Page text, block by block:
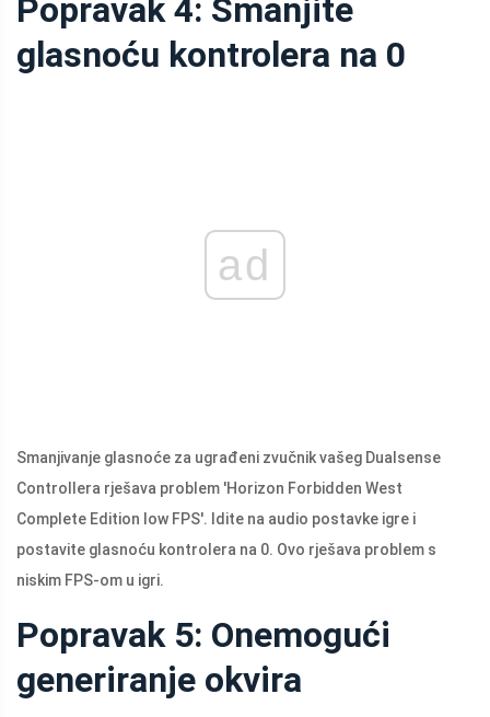
Popravak 4: Smanjite
glasnoću kontrolera na 0
ad
Smanjivanje glasnoće za ugrađeni zvučnik vašeg Dualsense
Controllera rješava problem 'Horizon Forbidden West
Complete Edition low FPS'. Idite na audio postavke igre i
postavite glasnoću kontrolera na 0. Ovo rješava problem s
niskim FPS-om u igri.
Popravak 5: Onemogući
generiranje okvira